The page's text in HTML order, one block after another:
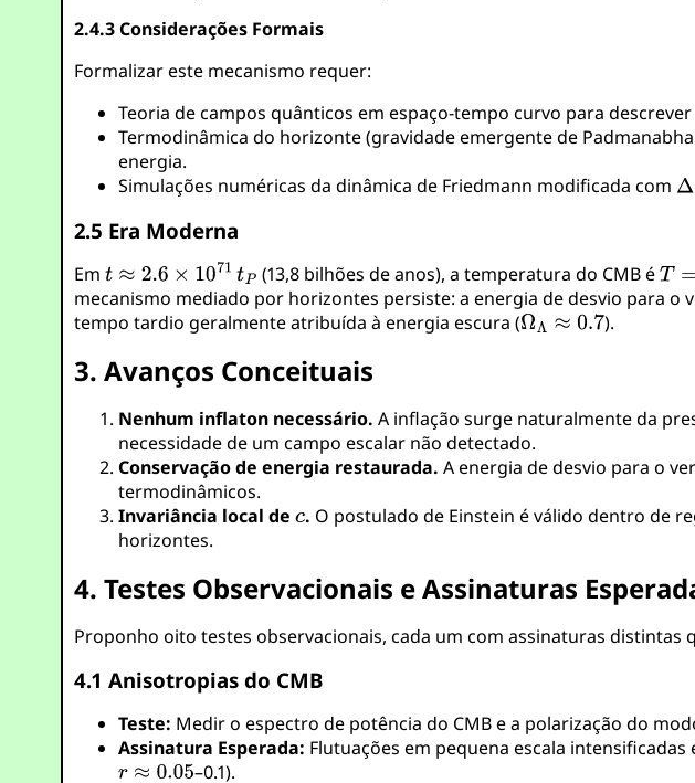
2.4.3 Considerações Formais
Formalizar este mecanismo requer:
Teoria de campos quânticos em espaço-tempo curvo para
Termodinâmica do horizonte (gravidade emergente de
energia.
Simulações numéricas da dinâmica de Friedmann modificada com
2.5 Era Moderna
Em (13,8 bilhões de anos), a temperatura do CMB é
mecanismo mediado por horizontes persiste: a energia de desvio para
tempo tardio geralmente atribuída à energia escura (
).
3. Avanços Conceituais
Nenhum inflaton necessário. A inflação surge naturalmente da
necessidade de um campo escalar não detectado.
Conservação de energia restaurada. A energia de desvio para o
termodinâmicos.
Invariância local de . O postulado de Einstein é válido dentro de
horizontes.
4. Testes Observacionais e Assinaturas
Proponho oito testes observacionais, cada um com assinaturas
4.1 Anisotropias do CMB
Teste: Medir o espectro de potência do CMB e a polarização do
Assinatura Esperada: Flutuações em pequena escala
–0.1).